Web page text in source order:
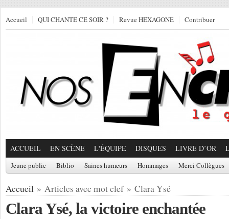
Accueil QUI CHANTE CE SOIR ? Revue HEXAGONE Contribuer
ACCUEIL EN SCÈNE L'ÉQUIPE DISQUES LIVRE D’OR
Jeune public Biblio Saines humeurs Hommages Merci Collègues
Accueil » Articles avec mot clef » Clara Ysé
Clara Ysé, la victoire enchantée